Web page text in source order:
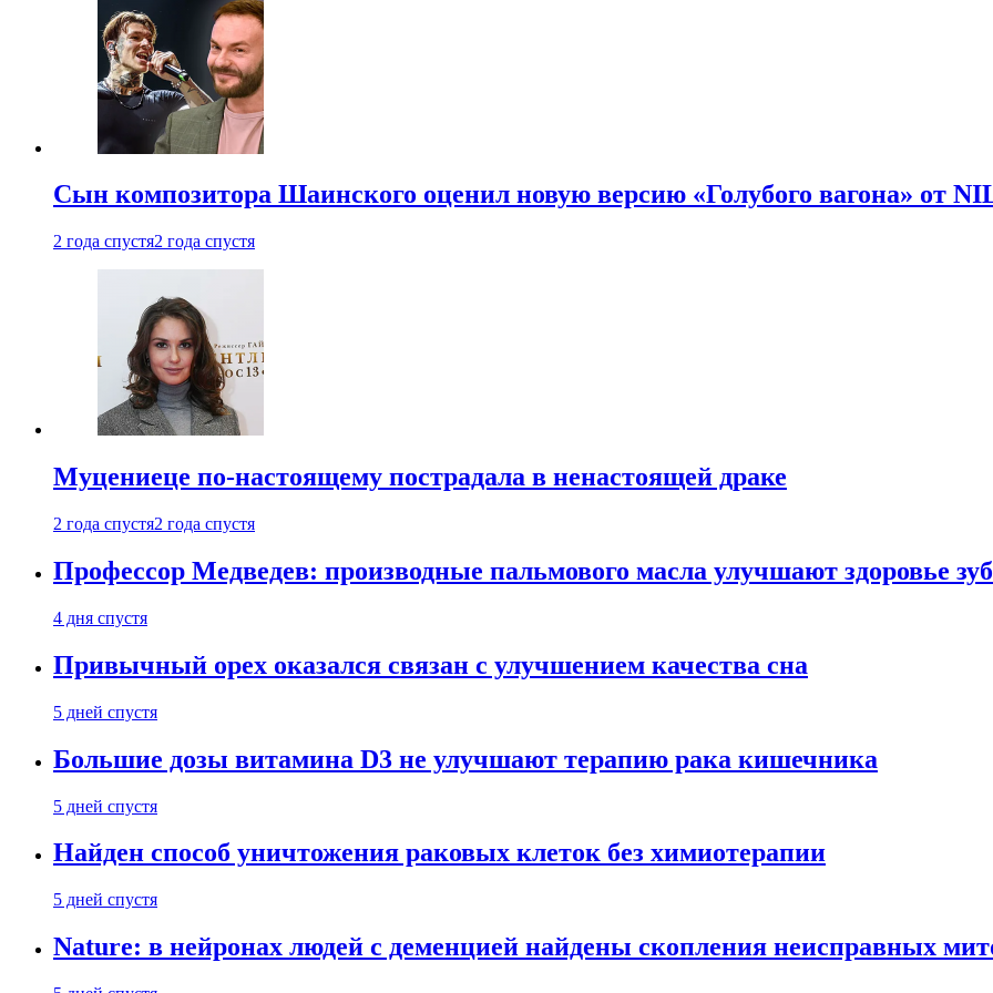
Сын композитора Шаинского оценил новую версию «Голубого вагона» от
2 года спустя2 года спустя
Муцениеце по-настоящему пострадала в ненастоящей драке
2 года спустя2 года спустя
Профессор Медведев: производные пальмового масла улучшают здоровье
4 дня спустя
Привычный орех оказался связан с улучшением качества сна
5 дней спустя
Большие дозы витамина D3 не улучшают терапию рака кишечника
5 дней спустя
Найден способ уничтожения раковых клеток без химиотерапии
5 дней спустя
Nature: в нейронах людей с деменцией найдены скопления неисправных